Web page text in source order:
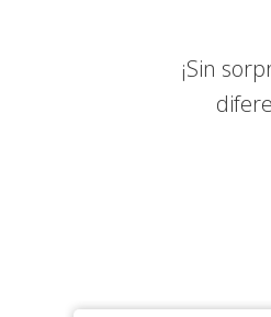
¡Sin